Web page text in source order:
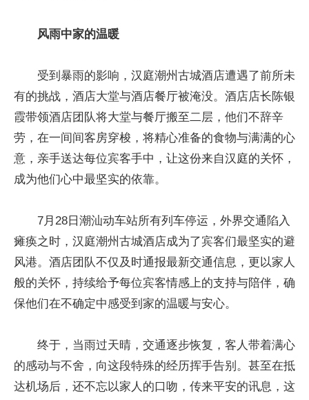
风雨中家的温暖
受到暴雨的影响，汉庭潮州古城酒店遭遇了前所未
有的挑战，酒店大堂与酒店餐厅被淹没。酒店店长陈银
霞带领酒店团队将大堂与餐厅搬至二层，他们不辞辛
劳，在一间间客房穿梭，将精心准备的食物与满满的心
意，亲手送达每位宾客手中，让这份来自汉庭的关怀，
成为他们心中最坚实的依靠。
7月28日潮汕动车站所有列车停运，外界交通陷入
瘫痪之时，汉庭潮州古城酒店成为了宾客们最坚实的避
风港。酒店团队不仅及时通报最新交通信息，更以家人
般的关怀，持续给予每位宾客情感上的支持与陪伴，确
保他们在不确定中感受到家的温暖与安心。
终于，当雨过天晴，交通逐步恢复，客人带着满心
的感动与不舍，向这段特殊的经历挥手告别。甚至在抵
达机场后，还不忘以家人的口吻，传来平安的讯息，这